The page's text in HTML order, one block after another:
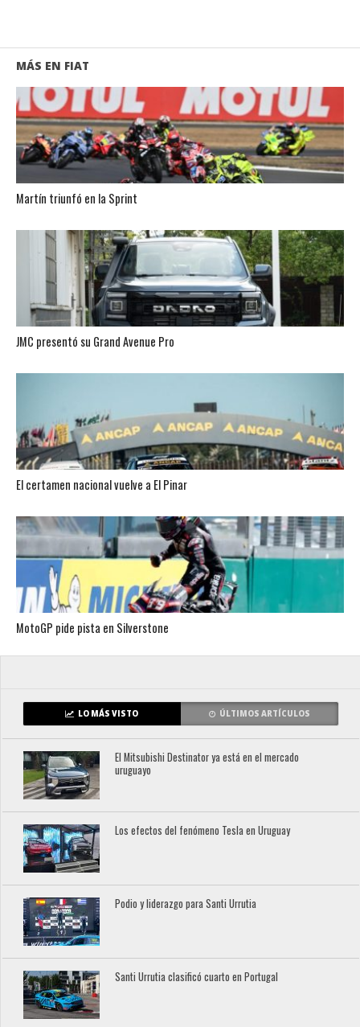
MÁS EN FIAT
Martín triunfó en la Sprint
JMC presentó su Grand Avenue Pro
El certamen nacional vuelve a El Pinar
MotoGP pide pista en Silverstone
LO MÁS VISTO ÚLTIMOS ARTÍCULOS
El Mitsubishi Destinator ya está en el mercado
uruguayo
Los efectos del fenómeno Tesla en Uruguay
Podio y liderazgo para Santi Urrutia
Santi Urrutia clasificó cuarto en Portugal